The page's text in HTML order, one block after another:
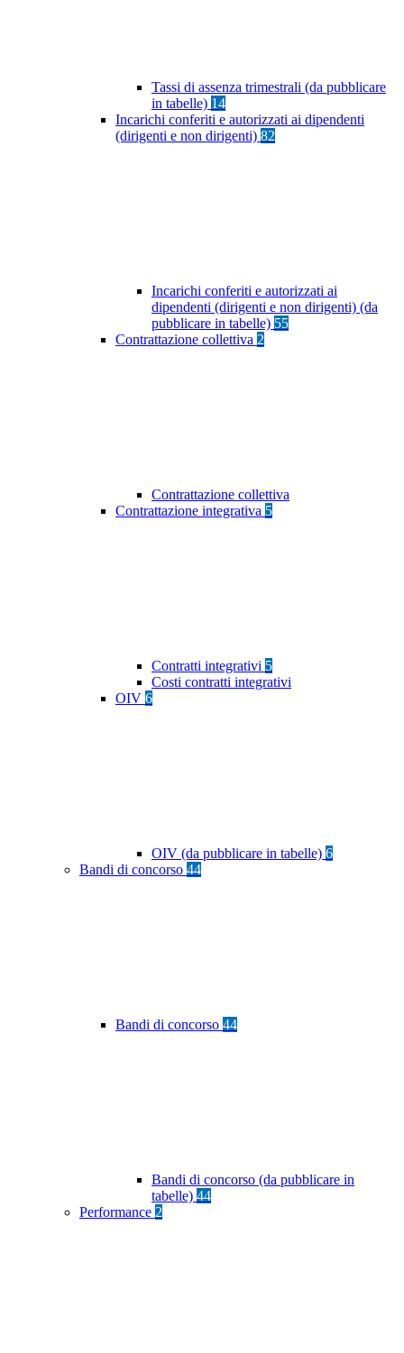
Tassi di assenza trimestrali (da pubblicare
in tabelle) 14
Incarichi conferiti e autorizzati ai dipendenti
(dirigenti e non dirigenti) 82
Incarichi conferiti e autorizzati ai
dipendenti (dirigenti e non dirigenti) (da
pubblicare in tabelle) 55
Contrattazione collettiva 2
Contrattazione collettiva
Contrattazione integrativa 5
Contratti integrativi 5
Costi contratti integrativi
OIV 6
OIV (da pubblicare in tabelle) 6
Bandi di concorso 44
Bandi di concorso 44
Bandi di concorso (da pubblicare in
tabelle) 44
Performance 2